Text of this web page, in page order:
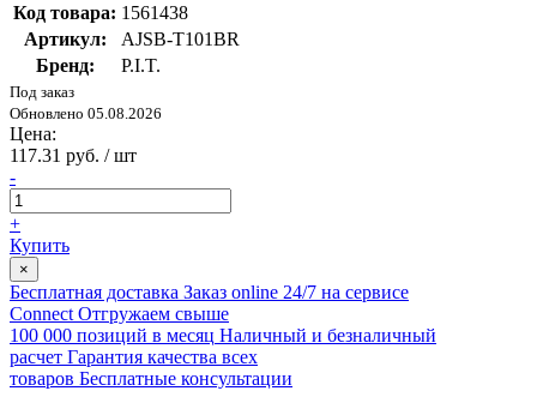
Код товара: 1561438
Артикул:
AJSB-T101BR
Бренд:
P.I.T.
Под заказ
Обновлено 05.08.2026
Цена:
117.31 руб. / шт
-
+
Купить
×
Бесплатная доставка Заказ online 24/7 на сервисе
Connect Отгружаем свыше
100 000 позиций в месяц Наличный и безналичный
расчет Гарантия качества всех
товаров Бесплатные консультации